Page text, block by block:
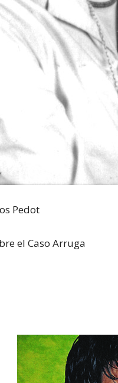
Pedot
el Caso Arruga